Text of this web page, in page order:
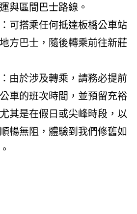
與區間巴士路線。
：可搭乘任何抵達板橋公車站
方巴士，隨後轉乘前往新莊
：由於涉及轉乘，請務必提前
車的班次時間，並預留充裕
其是在假日或尖峰時段，以
暢無阻，體驗到我們修舊如